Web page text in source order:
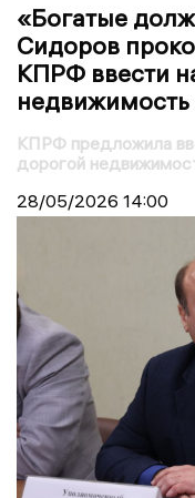
«Богатые
Сидоров
КПРФ ввести
недвижимость
КПРФ предложила
дорогой
28/05/2026 14:00